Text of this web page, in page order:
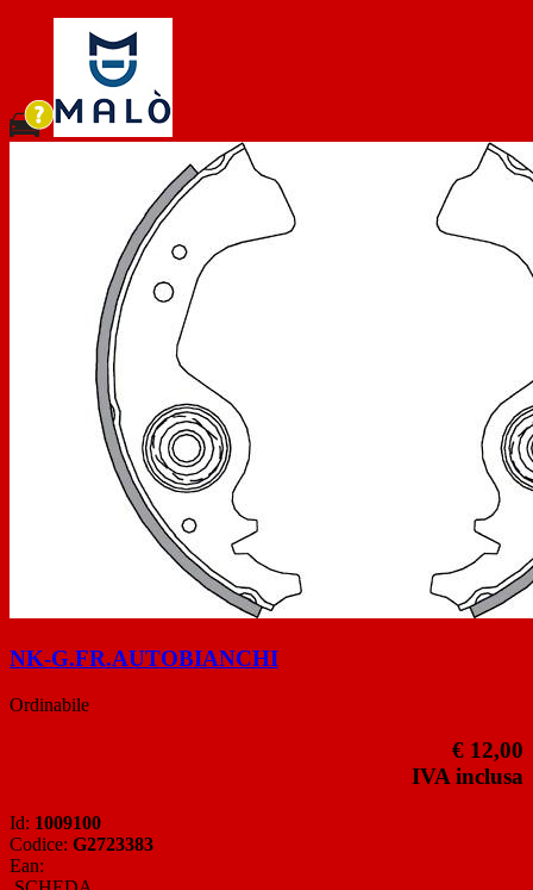
NK-G.FR.AUTOBIANCHI
Ordinabile
€ 12,00
IVA inclusa
Id: 1009100
Codice: G2723383
Ean: